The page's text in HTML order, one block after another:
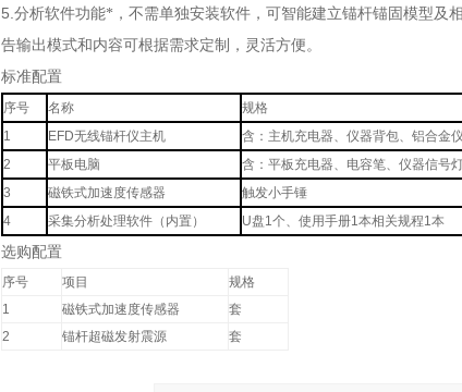
5. 分析软件功能*，不需单独安装软件，可智能建立锚杆锚固模型及
告输出模式和内容可根据需求定制，灵活方便。
标准配置
序号 名称 规格
1
EFD无线锚杆仪主机 含：主机充电器、仪器背包、铝合金
2
平板电脑 含：平板充电器、电容笔、仪器信号
3
磁铁式加速度传感器 触发小手锤
4
采集分析处理软件（内置） U盘1个、使用手册1本相关规程1本
选购配置
序号 项目
规格
1
磁铁式加速度传感器
套
2
锚杆超磁发射震源 套